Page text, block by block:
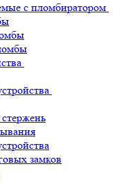
с пломбиратором
замков